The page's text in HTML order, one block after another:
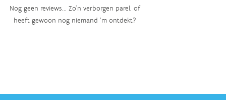
Nog geen reviews... Zo’n verborgen parel, of
heeft gewoon nog niemand ‘m ontdekt?